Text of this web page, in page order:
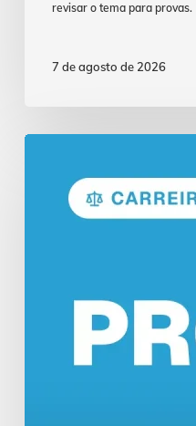
revisar o tema para provas.
7 de agosto de 2026
Procurador:
Funções